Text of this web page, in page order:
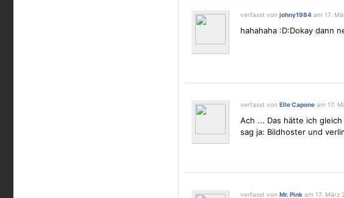
verfasst von johny1984am 17.
hahahaha :D:Dokay dann
verfasst von Elle Caponeam 17.
Ach ... Das hätte ich
sag ja: Bildhoster und
verfasst von Mr. Pinkam 17. März